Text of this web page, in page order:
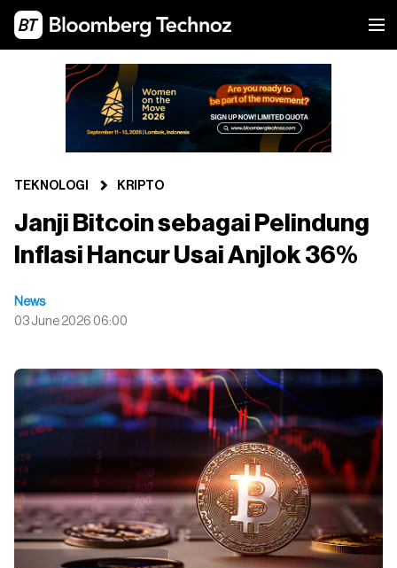
TEKNOLOGI KRIPTO
Janji Bitcoin sebagai Pelindung
Inflasi Hancur Usai Anjlok 36%
News
03 June 2026 06:00